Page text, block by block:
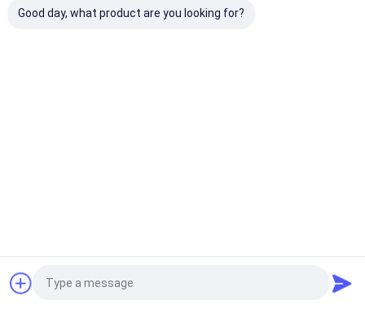
罏;�O�����쫢,2�s8�¡!
\���ȓ����L�;���9�e�Ղ6
K;��y�30�I �$�g�yJ~sM�/
Good day, what product are you looking for?